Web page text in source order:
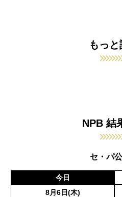
もっ
NPB 結
セ・パ
今日
8月6日(木)